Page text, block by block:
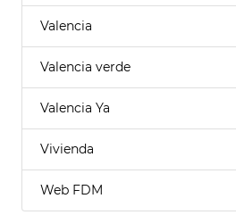
Valencia
Valencia verde
Valencia Ya
Vivienda
Web FDM